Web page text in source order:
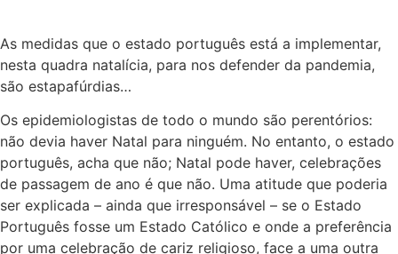
As medidas que o estado português está a implementar,
nesta quadra natalícia, para nos defender da pandemia,
são estapafúrdias…
Os epidemiologistas de todo o mundo são perentórios:
não devia haver Natal para ninguém. No entanto, o estado
português, acha que não; Natal pode haver, celebrações
de passagem de ano é que não. Uma atitude que poderia
ser explicada – ainda que irresponsável – se o Estado
Português fosse um Estado Católico e onde a preferência
por uma celebração de cariz religioso, face a uma outra